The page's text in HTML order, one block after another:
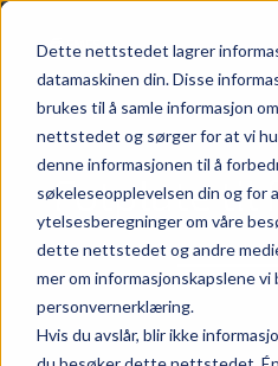
Dette nettstedet lagrer
datamaskinen din. Disse
brukes til å samle informasjon
nettstedet og sørger for at vi
denne informasjonen til å
søkeleseopplevelsen din og for
ytelsesberegninger om våre
dette nettstedet og andre
mer om informasjonskapslene vi
personvernerklæring.
Hvis du avslår, blir ikke
Fotplate til